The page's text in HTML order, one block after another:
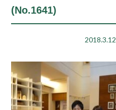
(No.1641)
2018.3.12